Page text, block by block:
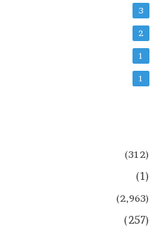
3
2
1
1
(312)
(1)
(2,963)
(257)